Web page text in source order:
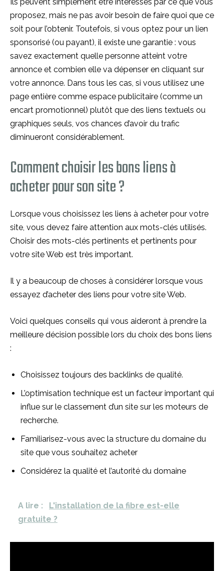
proposez, mais ne pas avoir besoin de faire quoi que ce
soit pour l’obtenir. Toutefois, si vous optez pour un lien
sponsorisé (ou payant), il existe une garantie : vous
savez exactement quelle personne atteint votre
annonce et combien elle va dépenser en cliquant sur
votre annonce. Dans tous les cas, si vous utilisez une
page entière comme espace publicitaire (comme un
encart promotionnel) plutôt que des liens textuels ou
graphiques seuls, vos chances d’avoir du trafic
diminueront considérablement.
Comment choisir les bons liens à
acheter pour son site ?
Lorsque vous choisissez les liens à acheter pour votre
site, vous devez faire attention aux mots-clés utilisés.
Choisir des mots-clés pertinents et pertinents pour
votre site Web est très important.
Il y a beaucoup de choses à considérer lorsque vous
essayez d’acheter des liens pour votre site Web.
Voici quelques conseils qui vous aideront à prendre la
meilleure décision possible lors du choix des bons liens
:
Choisissez toujours des backlinks de qualité.
L’optimisation technique est un facteur important qui
influe sur le classement d’un site sur les moteurs de
recherche.
Familiarisez-vous avec la structure du domaine du
site que vous souhaitez acheter
Considérez la qualité et l’autorité du domaine
A lire :
L'installation de la fibre est-elle
gratuite ?